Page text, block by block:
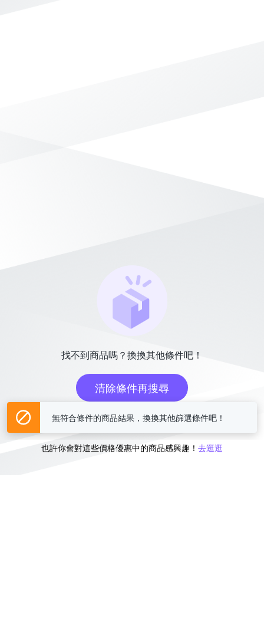
找不到商品嗎？換換其他條件吧！
清除條件再搜尋
或
也許你會對這些價格優惠中的商品感興趣！ 去逛逛
無符合條件的商品結果，換換其他篩選條件吧！